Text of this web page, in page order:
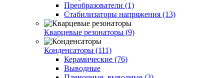
Преобразователи (1)
Стабилизаторы напряжения (13)
Кварцевые резонаторы (9)
Конденсаторы (111)
Керамические (76)
Выводные